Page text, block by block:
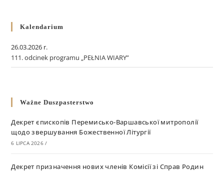
Kalendarium
26.03.2026 r.
111. odcinek programu „PEŁNIA WIARY”
Ważne Duszpasterstwo
Декрет єпископів Перемисько-Варшавської митрополії
щодо звершування Божественної Літургії
6 LIPCA 2026 /
Декрет призначення нових членів Комісії зі Справ Родин